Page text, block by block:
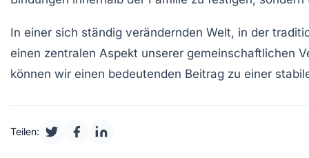
In einer sich ständig verändernden Welt, in der
einen zentralen Aspekt unserer gemeinschaftlichen
können wir einen bedeutenden Beitrag zu einer
Teilen: